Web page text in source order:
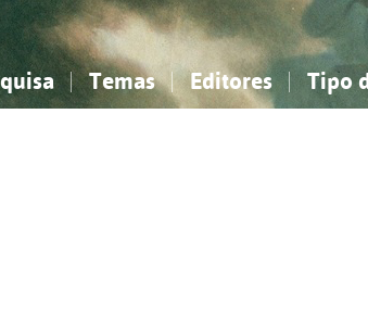
Temas Editores Tipo